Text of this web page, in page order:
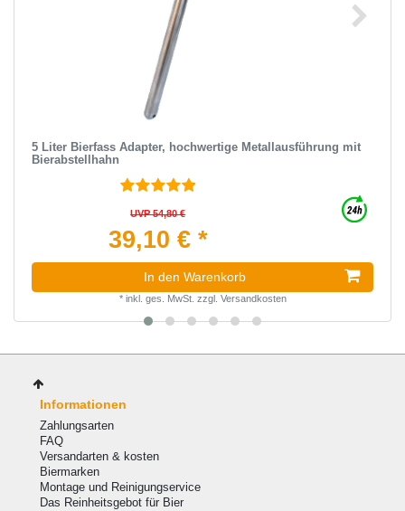
5 Liter Bierfass Adapter, hochwertige Metallausführung mit
Bierabstellhahn
UVP 54,80 €
39,10 € *
In den Warenkorb
* inkl. ges. MwSt. zzgl. Versandkosten
Informationen
Zahlungsarten
FAQ
Versandarten & kosten
Biermarken
Montage und Reinigungservice
Das Reinheitsgebot für Bier